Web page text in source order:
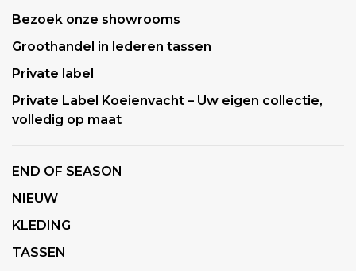
Bezoek onze showrooms
Groothandel in lederen tassen
Private label
Private Label Koeienvacht – Uw eigen collectie,
volledig op maat
END OF SEASON
NIEUW
KLEDING
TASSEN